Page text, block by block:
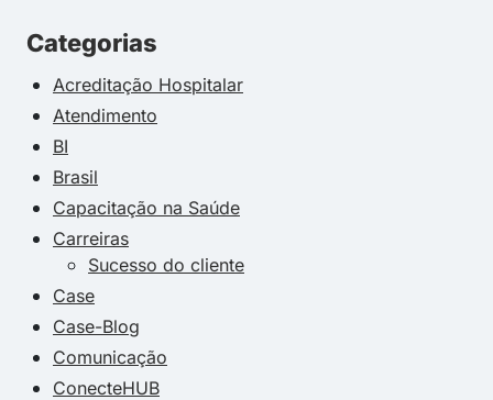
Categorias
Acreditação Hospitalar
Atendimento
BI
Brasil
Capacitação na Saúde
Carreiras
Sucesso do cliente
Case
Case-Blog
Comunicação
ConecteHUB